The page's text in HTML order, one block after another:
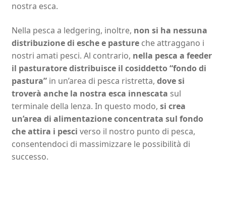
nostra esca.
Nella pesca a ledgering, inoltre, non si ha nessuna
distribuzione di esche e pastureche attraggano i
nostri amati pesci. Al contrario, nella pesca a feeder
il pasturatore distribuisce il cosiddetto “fondo di
pastura” in un’area di pesca ristretta, dove si
troverà anche la nostra esca innescata sul
terminale della lenza. In questo modo, si crea
un’area di alimentazione concentrata sul fondo
che attira i pesci verso il nostro punto di pesca,
consentendoci di massimizzare le possibilità di
successo.